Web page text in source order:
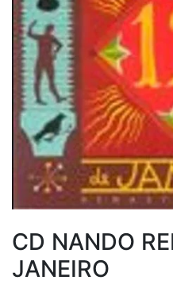
CD NANDO
JANEIRO